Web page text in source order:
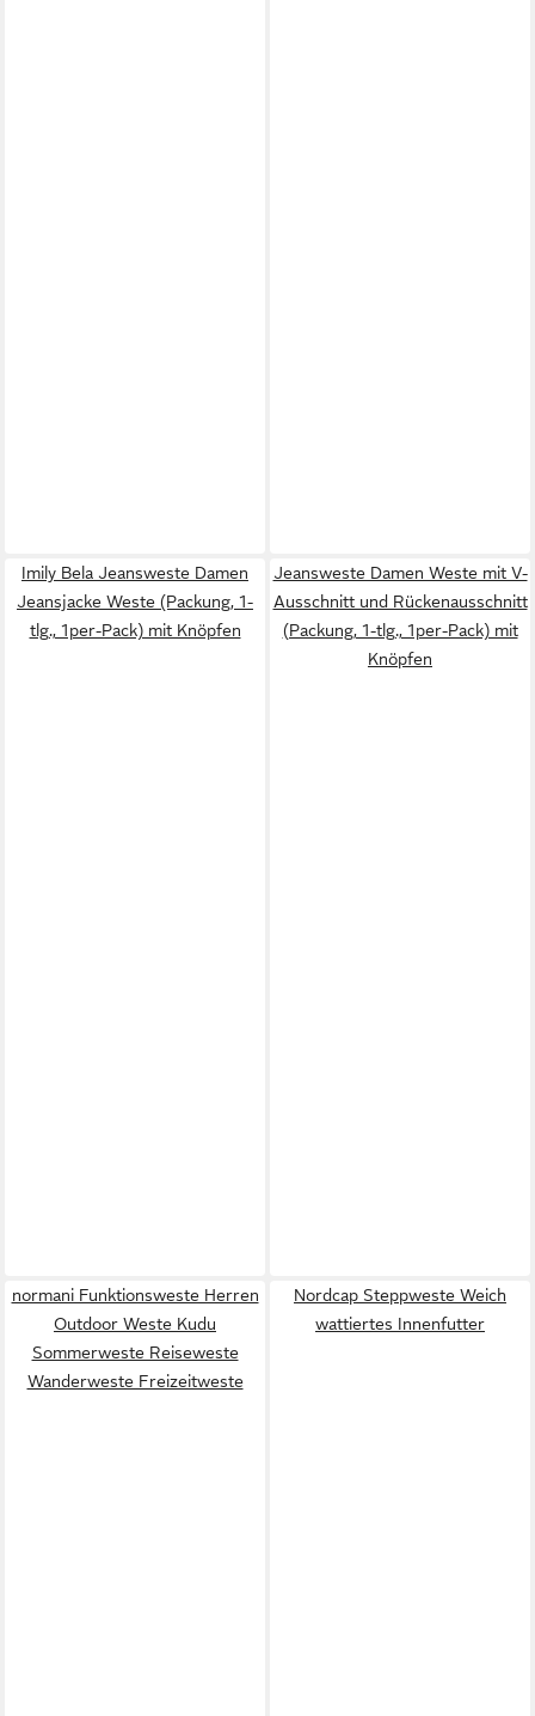
Imily Bela Jeansweste Damen
Jeansjacke Weste (Packung, 1-
tlg., 1per-Pack) mit Knöpfen
Jeansweste Damen Weste mit V-
Ausschnitt und Rückenausschnitt
(Packung, 1-tlg., 1per-Pack) mit
Knöpfen
normani Funktionsweste Herren
Outdoor Weste Kudu
Sommerweste Reiseweste
Wanderweste Freizeitweste
Nordcap Steppweste Weich
wattiertes Innenfutter